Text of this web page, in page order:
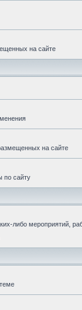
на сайте
на сайте
по сайту
либо мероприятий,